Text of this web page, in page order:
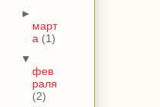
►
март
а (1)
▼
фев
раля
(2)